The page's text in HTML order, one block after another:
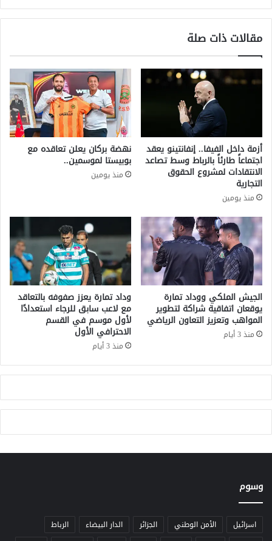
ع
ب
س
ق
ا
ع
د
ل
ل
ط
ا
ق
ة
ف
ي
ا
ل
م
غ
ر
ل
ا
ل
ط
ت
ق
ن
ي
ن
ا
ل
أ
ن
ش
ط
ة
ا
ل
م
ت
ق
ب
ا
ق
ل
مقالات ذات صلة
أزمة داخل الفيفا.. إنفانتينو يعقد
اجتماعاً طارئاً بالرباط وسط تصاعد
الانتقادات لمشروع الحقوق
التجارية
منذ يومين
نهضة بركان يعلن تعاقده مع
بوبيستا لموسمين..
منذ يومين
الجيش الملكي ووداد تمارة
يوقعان اتفاقية شراكة لتطوير
المواهب وتعزيز التعاون الرياضي
منذ 3 أيام
وداد تمارة يعزز صفوفه بالتعاقد
مع لاعب سابق للرجاء استعدادًا
لأول موسم في القسم
الاحترافي الأول
منذ 3 أيام
وسوم
اسرائيل الأمن الوطني الجزائر الدار البيضاء
الرباط